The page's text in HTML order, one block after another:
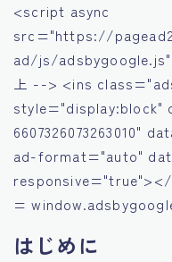
<script async
src="https://
ad/js/
上 --> <ins
6607326073263010"
ad-format="auto"
=
はじめに